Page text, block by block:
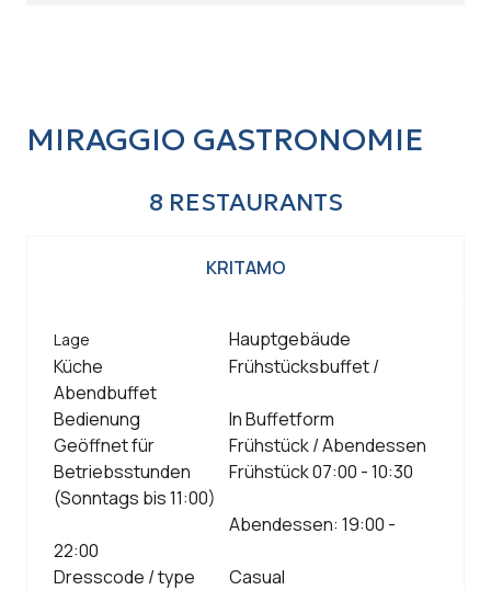
MIRAGGIO GASTRONOMIE
8 RESTAURANTS
KRITAMO
Lage
Hauptgebäude
Küche
Frühstücksbuffet /
Abendbuffet
Bedienung
In Buffetform
Geöffnet für
Frühstück / Abendessen
Betriebsstunden
Frühstück 07:00 - 10:30
(Sonntags bis 11:00)
Abendessen: 19:00 -
22:00
Dresscode / type
Casual